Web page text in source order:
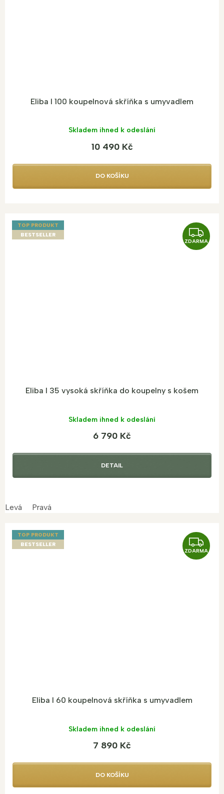
Eliba I 100 koupelnová skříňka s umyvadlem
Skladem ihned k odeslání
10 490 Kč
DO KOŠÍKU
TOP PRODUKT
BESTSELLER
Z
D
ZDARMA
Eliba I 35 vysoká skříňka do koupelny s košem
Skladem ihned k odeslání
6 790 Kč
DETAIL
Levá Pravá
TOP PRODUKT
BESTSELLER
Z
D
ZDARMA
Eliba I 60 koupelnová skříňka s umyvadlem
Skladem ihned k odeslání
7 890 Kč
DO KOŠÍKU